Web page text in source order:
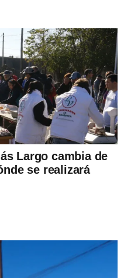
Largo cambia de
se realizará